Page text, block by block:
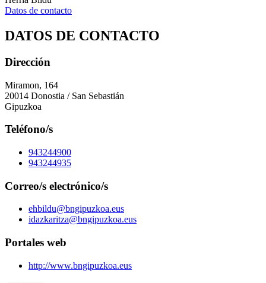
Datos de contacto
DATOS DE CONTACTO
Dirección
Miramon, 164
20014 Donostia / San Sebastián
Gipuzkoa
Teléfono/s
943244900
943244935
Correo/s electrónico/s
ehbildu@bngipuzkoa.eus
idazkaritza@bngipuzkoa.eus
Portales web
http://www.bngipuzkoa.eus